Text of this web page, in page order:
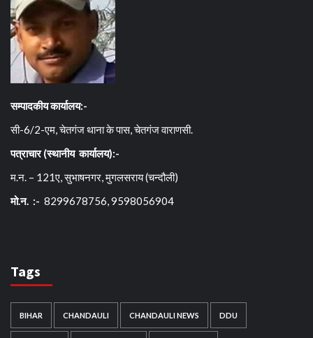
सम्पादकीय कार्यालय:-
सी-6/2-एम, चेतगंज थाना के पास, चेतगंज वाराणसी.
पत्राचार (स्थानीय कार्यालय):-
म.न. – 121ए, सुभाषनगर, मुगलसराय (चन्दौली)
मो.न. :- 8299678756, 9598056904
Tags
BIHAR CHANDAULI CHANDAULI NEWS DDU